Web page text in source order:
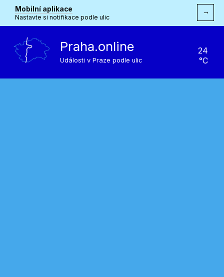
Mobilní aplikace
Nastavte si notifikace podle ulic
→
Praha.online
Události v Praze podle ulic
24
°C